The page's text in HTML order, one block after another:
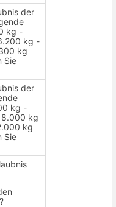
der
kg -
kg -
kg
Sie
der
kg -
kg
kg
Sie